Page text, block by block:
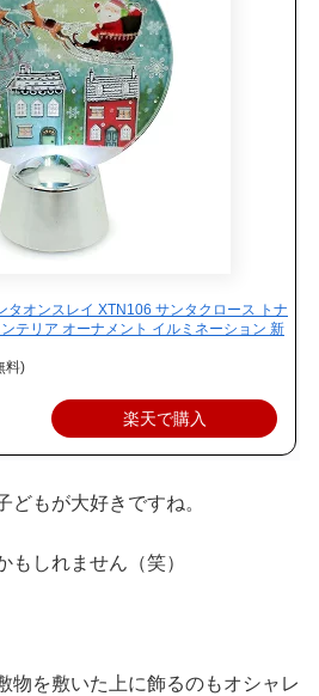
タオンスレイ XTN106 サンタクロース トナ
テリア オーナメント イルミネーション 新
料)
楽天で購入
どもが大好きですね。
もしれません（笑）
物を敷いた上に飾るのもオシャレ